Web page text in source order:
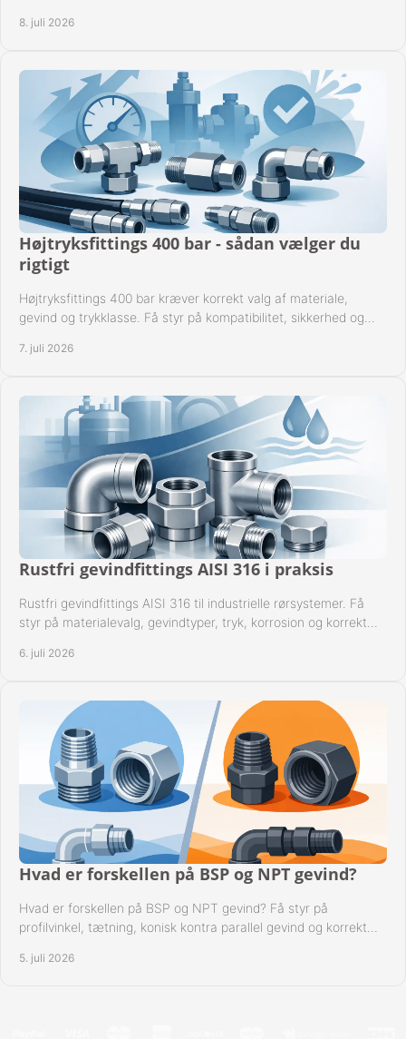
8. juli 2026
Højtryksfittings 400 bar - sådan vælger du
rigtigt
Højtryksfittings 400 bar kræver korrekt valg af materiale,
gevind og trykklasse. Få styr på kompatibilitet, sikkerhed og
7. juli 2026
Rustfri gevindfittings AISI 316 i praksis
Rustfri gevindfittings AISI 316 til industrielle rørsystemer. Få
styr på materialevalg, gevindtyper, tryk, korrosion og korrekt
6. juli 2026
Hvad er forskellen på BSP og NPT gevind?
Hvad er forskellen på BSP og NPT gevind? Få styr på
profilvinkel, tætning, konisk kontra parallel gevind og korrekt
5. juli 2026